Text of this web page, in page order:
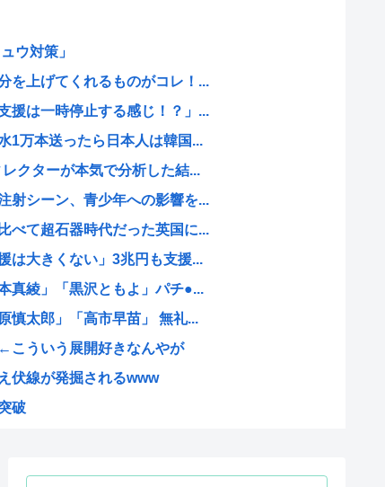
ウ対策」
を上げてくれるものがコレ！...
援は一時停止する感じ！？」...
1万本送ったら日本人は韓国...
クターが本気で分析した結...
射シーン、青少年への影響を...
べて超石器時代だった英国に...
は大きくない」3兆円も支援...
真綾」「黒沢ともよ」パチ●...
慎太郎」「高市早苗」 無礼...
ういう展開好きなんやが
伏線が発掘されるwww
破